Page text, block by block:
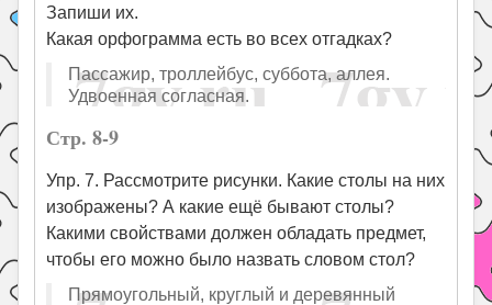
Запиши их.
Какая орфограмма есть во всех отгадках?
Пассажир, троллейбус, суббота, аллея.
Удвоенная согласная.
Стр. 8-9
Упр. 7. Рассмотрите рисунки. Какие столы на них
изображены? А какие ещё бывают столы?
Какими свойствами должен обладать предмет,
чтобы его можно было назвать словом стол?
Прямоугольный, круглый и деревянный